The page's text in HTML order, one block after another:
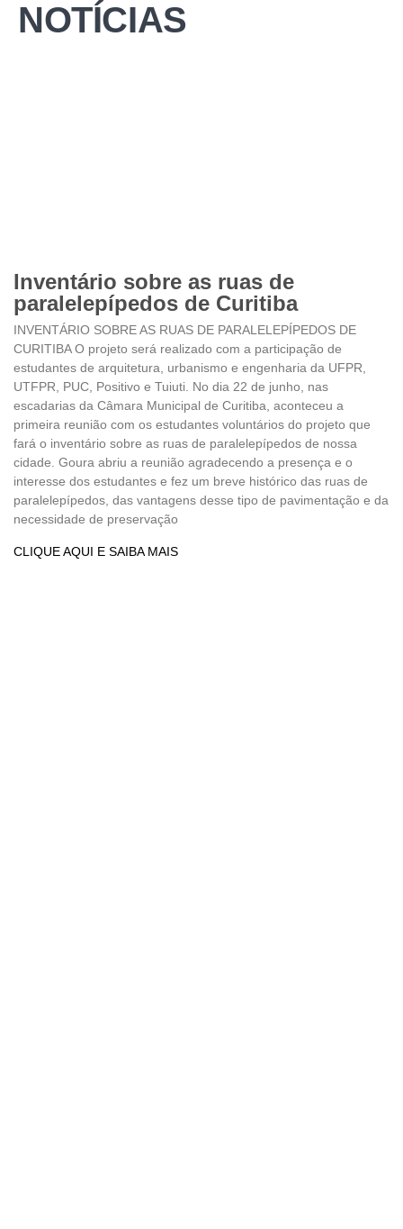
NOTÍCIAS
Inventário sobre as ruas de
paralelepípedos de Curitiba
INVENTÁRIO SOBRE AS RUAS DE PARALELEPÍPEDOS DE
CURITIBA O projeto será realizado com a participação de
estudantes de arquitetura, urbanismo e engenharia da UFPR,
UTFPR, PUC, Positivo e Tuiuti. No dia 22 de junho, nas
escadarias da Câmara Municipal de Curitiba, aconteceu a
primeira reunião com os estudantes voluntários do projeto que
fará o inventário sobre as ruas de paralelepípedos de nossa
cidade. Goura abriu a reunião agradecendo a presença e o
interesse dos estudantes e fez um breve histórico das ruas de
paralelepípedos, das vantagens desse tipo de pavimentação e da
necessidade de preservação
CLIQUE AQUI E SAIBA MAIS